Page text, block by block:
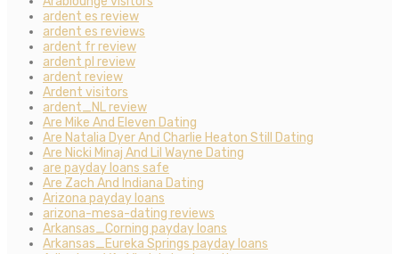
ardent es review
ardent es reviews
ardent fr review
ardent pl review
ardent review
Ardent visitors
ardent_NL review
Are Mike And Eleven Dating
Are Natalia Dyer And Charlie Heaton Still Dating
Are Nicki Minaj And Lil Wayne Dating
are payday loans safe
Are Zach And Indiana Dating
Arizona payday loans
arizona-mesa-dating reviews
Arkansas_Corning payday loans
Arkansas_Eureka Springs payday loans